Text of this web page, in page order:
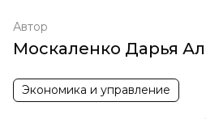
Автор
Москаленко Дарья
Экономика и управление